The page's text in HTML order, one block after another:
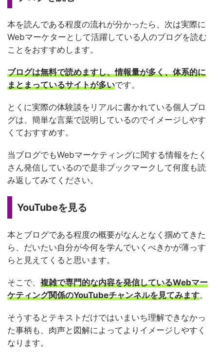
本を読んである程度の流れが分かったら、次は実際に
Webマーケターとして活躍している人のブログを読む
ことをおすすめします。
ブログは無料で読めますし、情報量が多く、体系的に
まとまっているサイトが多いです。
とくに実際の体験談をリアルに書かれている個人ブロ
グは、簡単な言葉で説明しているのでイメージしやす
くておすすめす。
当ブログでもWebマーケティングに関する情報をたく
さん発信しているので是非ブックマークして何度も読
み返してみてください。
YouTubeを見る
本とブログである程度の概要がなんとなく掴めてきた
ら、だいたい自分が今何を学んでいくべきかが薄っす
らと見えてくると思います。
そこで、 複雑で専門的な内容を発信しているWebマー
ケティング関係のYouTubeチャンネルを見てみます。
そうするとテキストだけではいまいち理解できなかっ
た事柄も、肉声と図解によってよりイメージしやすく
なります。